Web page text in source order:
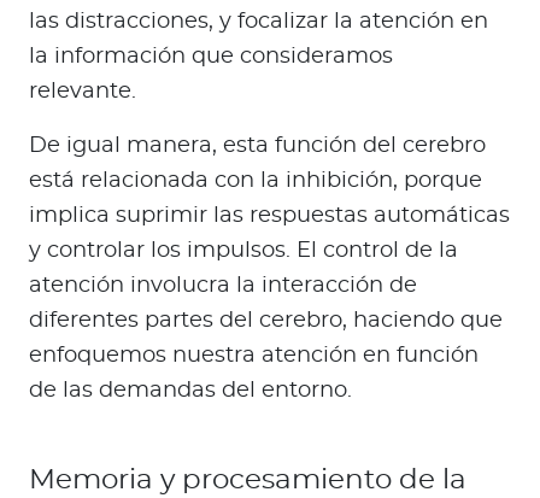
las distracciones, y focalizar la atención en
la información que consideramos
relevante.
De igual manera, esta función del cerebro
está relacionada con la inhibición, porque
implica suprimir las respuestas automáticas
y controlar los impulsos. El control de la
atención involucra la interacción de
diferentes partes del cerebro, haciendo que
enfoquemos nuestra atención en función
de las demandas del entorno.
Memoria y procesamiento de la